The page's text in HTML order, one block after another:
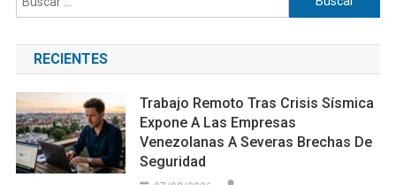
RECIENTES
Trabajo Remoto Tras Crisis Sísmica
Expone A Las Empresas
Venezolanas A Severas Brechas De
Seguridad